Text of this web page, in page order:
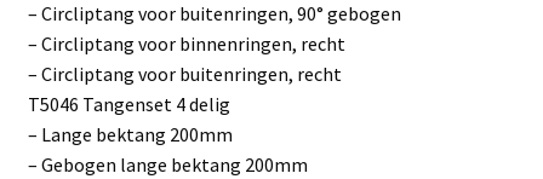
– Circliptang voor buitenringen, 90° gebogen
– Circliptang voor binnenringen, recht
– Circliptang voor buitenringen, recht
T5046 Tangenset 4 delig
– Lange bektang 200mm
– Gebogen lange bektang 200mm